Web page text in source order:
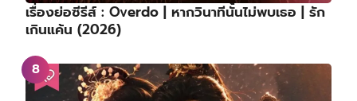
เรื่องย่อซีรีส์ : Overdo | หากวินาทีนั้นไม่พบเธอ | รัก
เกินแค้น (2026)